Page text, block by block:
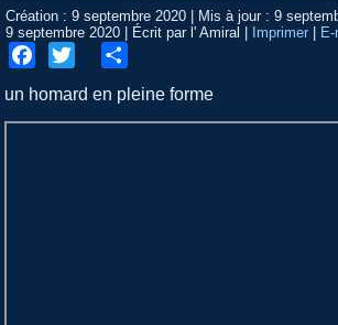
Création : 9 septembre 2020 | Mis à jour : 9
9 septembre 2020 | Écrit par l' Amiral | Imprimer | E-
un homard en pleine forme